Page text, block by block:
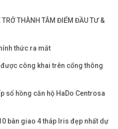
TRỞ THÀNH TÂM ĐIỂM ĐẦU TƯ &
thức ra mắt
được công khai trên cổng thông
sổ hồng căn hộ HaDo Centrosa
bàn giao 4 tháp Iris đẹp nhất dự